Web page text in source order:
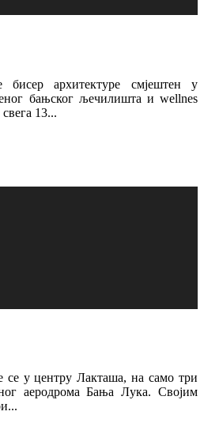
архитектуре смјештен у
бањског љечилишта и wellnes
13...
се у центру Лакташа, на само три
аеродрома Бања Лука. Својим